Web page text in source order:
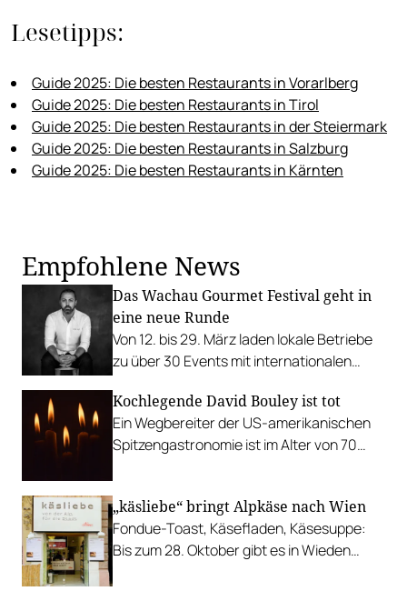
Lesetipps:
Guide 2025: Die besten Restaurants in Vorarlberg
Guide 2025: Die besten Restaurants in Tirol
Guide 2025: Die besten Restaurants in der Steiermark
Guide 2025: Die besten Restaurants in Salzburg
Guide 2025: Die besten Restaurants in Kärnten
Empfohlene News
Das Wachau Gourmet Festival geht in
eine neue Runde
Von 12. bis 29. März laden lokale Betriebe
zu über 30 Events mit internationalen
Chang.
Kochlegende David Bouley ist tot
Ein Wegbereiter der US-amerikanischen
Spitzengastronomie ist im Alter von 70
„käsliebe“ bringt Alpkäse nach Wien
Fondue-Toast, Käsefladen, Käsesuppe:
Bis zum 28. Oktober gibt es in Wieden